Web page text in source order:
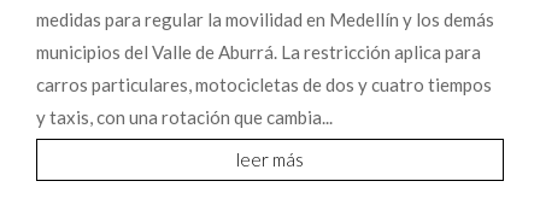
medidas para regular la movilidad en Medellín y los demás
municipios del Valle de Aburrá. La restricción aplica para
carros particulares, motocicletas de dos y cuatro tiempos
y taxis, con una rotación que cambia...
leer más